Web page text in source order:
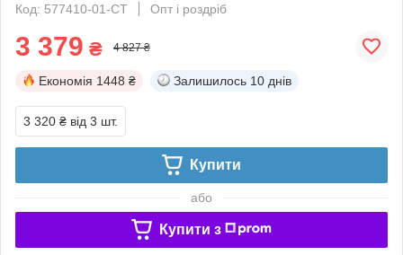
Код: 577410-01-СТ
Опт і роздріб
3 379 ₴ 4 827 ₴
Економія 1448 ₴ Залишилось 10 днів
3 320 ₴ від 3 шт.
Купити
або
Купити з